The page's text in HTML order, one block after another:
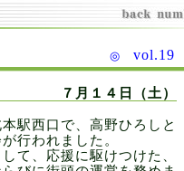
◎
７月１４日（土）
駅西口で、高野ひろしと
行われました。
て、応援に駆けつけた、